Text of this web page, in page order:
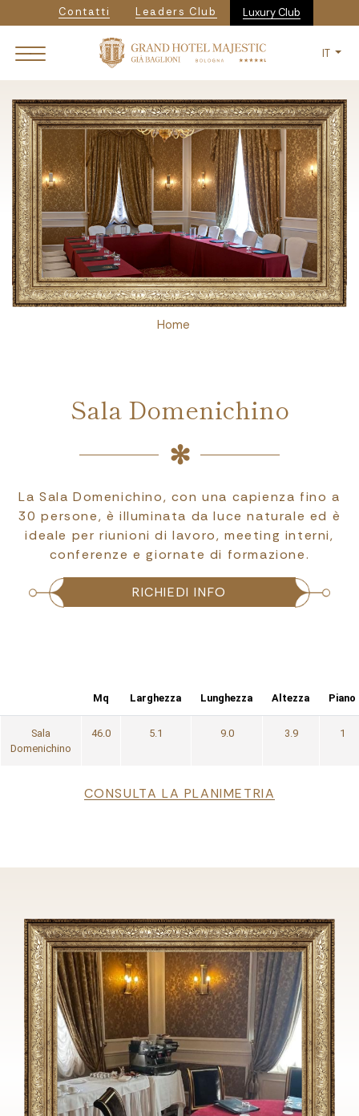
al
contenuto
Navigazione secondaria
Contatti Leaders Club Luxury Club
IT
BreadcrumbHome
Sala Domenichino
La Sala Domenichino, con una capienza fino a
30 persone, è illuminata da luce naturale ed è
ideale per riunioni di lavoro, meeting interni,
conferenze e giornate di formazione.
RICHIEDI INFO
Mq Larghezza Lunghezza Altezza Piano
Sala
Domenichino
46.0 5.1 9.0 3.9 1
CONSULTA LA PLANIMETRIA